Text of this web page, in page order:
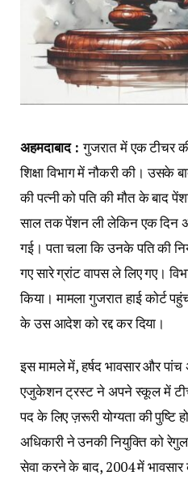
अहमदाबाद :गुजरात में एक टीचर
शिक्षा विभाग में नौकरी की। उसके
की पत्नी को पति की मौत के बाद
साल तक पेंशन ली लेकिन एक दिन
गई। पता चला कि उनके पति की
गए सारे ग्रांट वापस ले लिए गए।
किया। मामला गुजरात हाई कोर्ट
के उस आदेश को रद्द कर दिया।
इस मामले में, हर्षद भावसार और
एजुकेशन ट्रस्ट ने अपने स्कूल में
पद के लिए ज़रूरी योग्यता की पुष्टि
अधिकारी ने उनकी नियुक्ति को
सेवा करने के बाद, 2004 में भावसार